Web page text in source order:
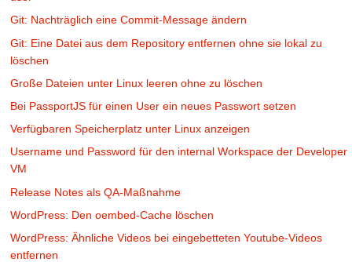
Git: Nachträglich eine Commit-Message ändern
Git: Eine Datei aus dem Repository entfernen ohne sie lokal zu
löschen
Große Dateien unter Linux leeren ohne zu löschen
Bei PassportJS für einen User ein neues Passwort setzen
Verfügbaren Speicherplatz unter Linux anzeigen
Username und Password für den internal Workspace der Developer
VM
Release Notes als QA-Maßnahme
WordPress: Den oembed-Cache löschen
WordPress: Ähnliche Videos bei eingebetteten Youtube-Videos
entfernen